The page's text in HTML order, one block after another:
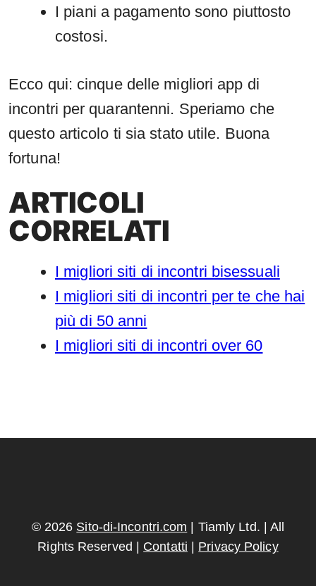
I piani a pagamento sono piuttosto
costosi.
Ecco qui: cinque delle migliori app di
incontri per quarantenni. Speriamo che
questo articolo ti sia stato utile. Buona
fortuna!
ARTICOLI
CORRELATI
I migliori siti di incontri bisessuali
I migliori siti di incontri per te che hai
più di 50 anni
I migliori siti di incontri over 60
© 2026 Sito-di-Incontri.com | Tiamly Ltd. | All
Rights Reserved | Contatti Privacy Policy